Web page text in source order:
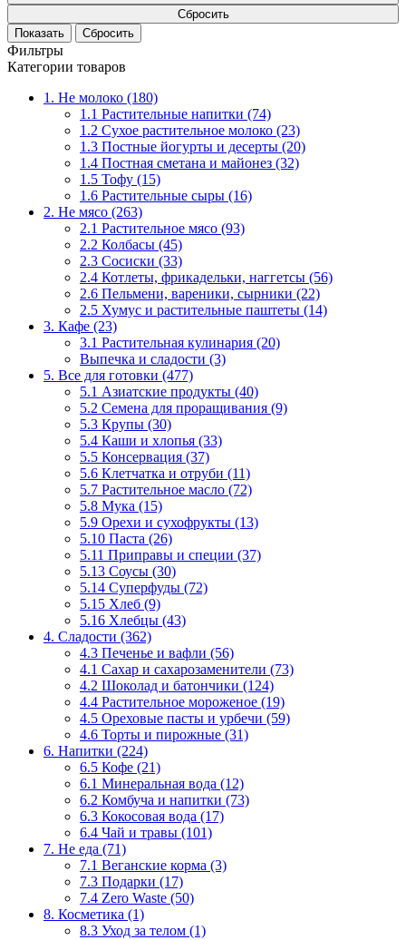
Показать Сбросить
Фильтры
Категории товаров
1. Не молоко (180)
1.1 Растительные напитки (74)
1.2 Сухое растительное молоко (23)
1.3 Постные йогурты и десерты (20)
1.4 Постная сметана и майонез (32)
1.5 Тофу (15)
1.6 Растительные сыры (16)
2. Не мясо (263)
2.1 Растительное мясо (93)
2.2 Колбасы (45)
2.3 Сосиски (33)
2.4 Котлеты, фрикадельки, наггетсы (56)
2.6 Пельмени, вареники, сырники (22)
2.5 Хумус и растительные паштеты (14)
3. Кафе (23)
3.1 Растительная кулинария (20)
Выпечка и сладости (3)
5. Все для готовки (477)
5.1 Азиатские продукты (40)
5.2 Семена для проращивания (9)
5.3 Крупы (30)
5.4 Каши и хлопья (33)
5.5 Консервация (37)
5.6 Клетчатка и отруби (11)
5.7 Растительное масло (72)
5.8 Мука (15)
5.9 Орехи и сухофрукты (13)
5.10 Паста (26)
5.11 Приправы и специи (37)
5.13 Соусы (30)
5.14 Суперфуды (72)
5.15 Хлеб (9)
5.16 Хлебцы (43)
4. Сладости (362)
4.3 Печенье и вафли (56)
4.1 Сахар и сахарозаменители (73)
4.2 Шоколад и батончики (124)
4.4 Растительное мороженое (19)
4.5 Ореховые пасты и урбечи (59)
4.6 Торты и пирожные (31)
6. Напитки (224)
6.5 Кофе (21)
6.1 Минеральная вода (12)
6.2 Комбуча и напитки (73)
6.3 Кокосовая вода (17)
6.4 Чай и травы (101)
7. Не еда (71)
7.1 Веганские корма (3)
7.3 Подарки (17)
7.4 Zero Waste (50)
8. Косметика (1)
8.3 Уход за телом (1)